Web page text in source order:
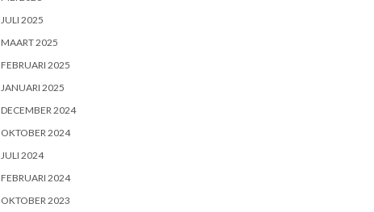
JULI 2025
MAART 2025
FEBRUARI 2025
JANUARI 2025
DECEMBER 2024
OKTOBER 2024
JULI 2024
FEBRUARI 2024
OKTOBER 2023